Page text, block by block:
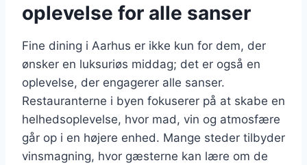
oplevelse for alle sanser
Fine dining i Aarhus er ikke kun for dem, der
ønsker en luksuriøs middag; det er også en
oplevelse, der engagerer alle sanser.
Restauranterne i byen fokuserer på at skabe en
helhedsoplevelse, hvor mad, vin og atmosfære
går op i en højere enhed. Mange steder tilbyder
vinsmagning, hvor gæsterne kan lære om de